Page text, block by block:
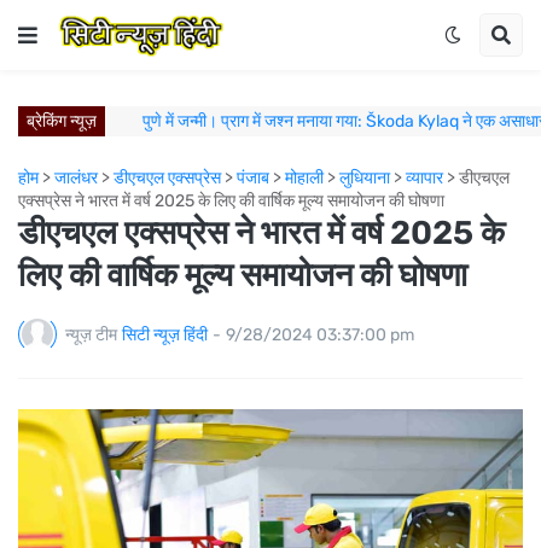
ब्रेकिंग न्यूज़
पुणे में जन्मी। प्राग में जश्न मनाया गया: Škoda Kylaq ने एक
मिशलिन इंडिया का नए मिशलिन टायर्स एंड सर्विसेज स्टोर
आगे बढ़ते हुए: स्कोडा ऑटो इंडिया ने H1 2026 में
मिशलिन प्रिमसी 5 टायर अब भारत में
विश्व रक्तदाता दिवस पर वीएफएस ग्लोबल के कर्मचारियों का
कैम्ब्रिज से जुड़ा पंजाब यूनिवर्सिटी का साथ, अब अंग्रेजी दक्षता से
होम >जालंधर>डीएचएल एक्सप्रेस>पंजाब >मोहाली>लुधियाना>व्यापार>डीएचएल
एक्सप्रेस ने भारत में वर्ष 2025 के लिए की वार्षिक मूल्य समायोजन की घोषणा
डीएचएल एक्सप्रेस ने भारत में वर्ष 2025 के
लिए की वार्षिक मूल्य समायोजन की घोषणा
न्यूज़ टीम सिटी न्यूज़ हिंदी - 9/28/2024 03:37:00 pm